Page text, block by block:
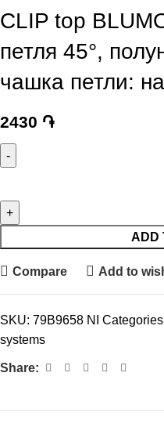
CLIP top
петля 45°,
чашка петли:
2430 ֏
ADD
Compare Add to
SKU: 79B9658 NI
systems
Share: